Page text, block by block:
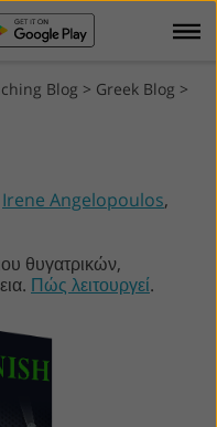
Blog > Greek Blog >
Irene Angelopoulos,
θυγατρικών,
Πώς λειτουργεί.